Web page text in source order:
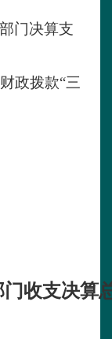
门决算支
政拨款“三
收支决算